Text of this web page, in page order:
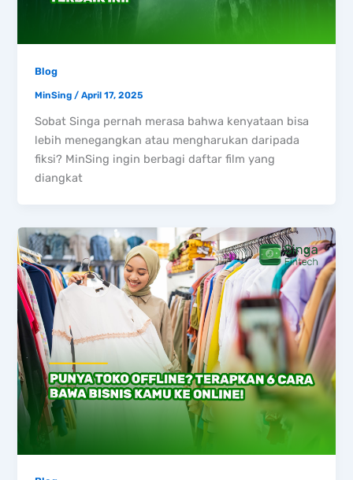
Blog
MinSing/April 17, 2025
Sobat Singa pernah merasa bahwa kenyataan bisa
lebih menegangkan atau mengharukan daripada
fiksi? MinSing ingin berbagi daftar film yang
diangkat